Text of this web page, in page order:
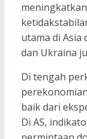
utama di Asia
dan Ukraina
Di tengah
baik dari
Di AS,